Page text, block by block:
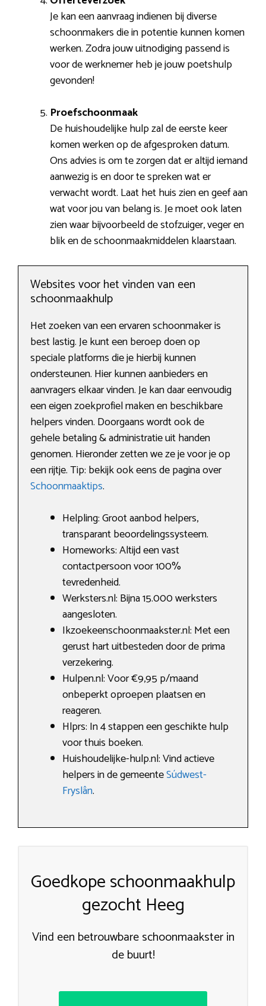
Je kan een aanvraag indienen bij diverse
schoonmakers die in potentie kunnen komen
werken. Zodra jouw uitnodiging passend is
voor de werknemer heb je jouw poetshulp
gevonden!
Proefschoonmaak
De huishoudelijke hulp zal de eerste keer
komen werken op de afgesproken datum.
Ons advies is om te zorgen dat er altijd iemand
aanwezig is en door te spreken wat er
verwacht wordt. Laat het huis zien en geef aan
wat voor jou van belang is. Je moet ook laten
zien waar bijvoorbeeld de stofzuiger, veger en
blik en de schoonmaakmiddelen klaarstaan.
Websites voor het vinden van een
schoonmaakhulp
Het zoeken van een ervaren schoonmaker is
best lastig. Je kunt een beroep doen op
speciale platforms die je hierbij kunnen
ondersteunen. Hier kunnen aanbieders en
aanvragers elkaar vinden. Je kan daar eenvoudig
een eigen zoekprofiel maken en beschikbare
helpers vinden. Doorgaans wordt ook de
gehele betaling & administratie uit handen
genomen. Hieronder zetten we ze je voor je op
een rijtje. Tip: bekijk ook eens de pagina over
Schoonmaaktips.
Helpling: Groot aanbod helpers,
transparant beoordelingssysteem.
Homeworks: Altijd een vast
contactpersoon voor 100%
tevredenheid.
Werksters.nl: Bijna 15.000 werksters
aangesloten.
Ikzoekeenschoonmaakster.nl: Met een
gerust hart uitbesteden door de prima
verzekering.
Hulpen.nl: Voor €9,95 p/maand
onbeperkt oproepen plaatsen en
reageren.
Hlprs: In 4 stappen een geschikte hulp
voor thuis boeken.
Huishoudelijke-hulp.nl: Vind actieve
helpers in de gemeenteSúdwest-
Fryslân.
Goedkope schoonmaakhulp
gezocht Heeg
Vind een betrouwbare schoonmaakster in
de buurt!